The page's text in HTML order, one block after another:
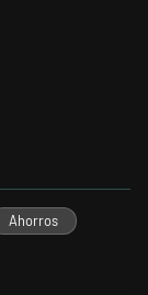
Ahorros